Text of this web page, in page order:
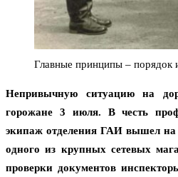
Главные принципы – порядок
Непривычную ситуацию на
горожане 3 июля. В честь
экипаж отделения ГАИ вышел на
одного из крупных сетевых
проверки документов